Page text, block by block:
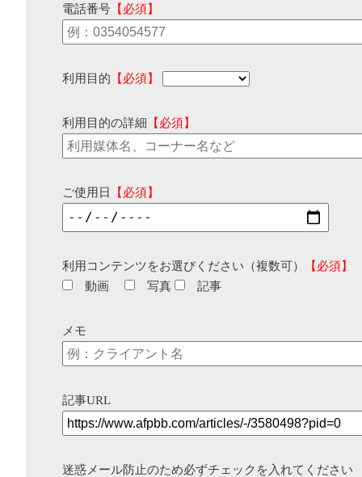
電話番号 【必須】
利用目的 【必須】
利用目的の詳細 【必須】
ご使用日 【必須】
利用コンテンツをお選びください（複数可）
【必須】
動画
写真 記事
メモ
記事URL
迷惑メール防止のため必ずチェックを入れてください